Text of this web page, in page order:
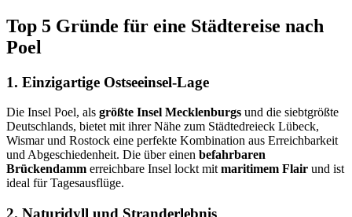
Top 5 Gründe für eine Städtereise nach
Poel
1. Einzigartige Ostseeinsel-Lage
Die Insel Poel, als größte Insel Mecklenburgs und die siebtgrößte
Deutschlands, bietet mit ihrer Nähe zum Städtedreieck Lübeck,
Wismar und Rostock eine perfekte Kombination aus Erreichbarkeit
und Abgeschiedenheit. Die über einen befahrbaren
Brückendamm erreichbare Insel lockt mit maritimem Flair und ist
ideal für Tagesausflüge.
2. Naturidyll und Stranderlebnis